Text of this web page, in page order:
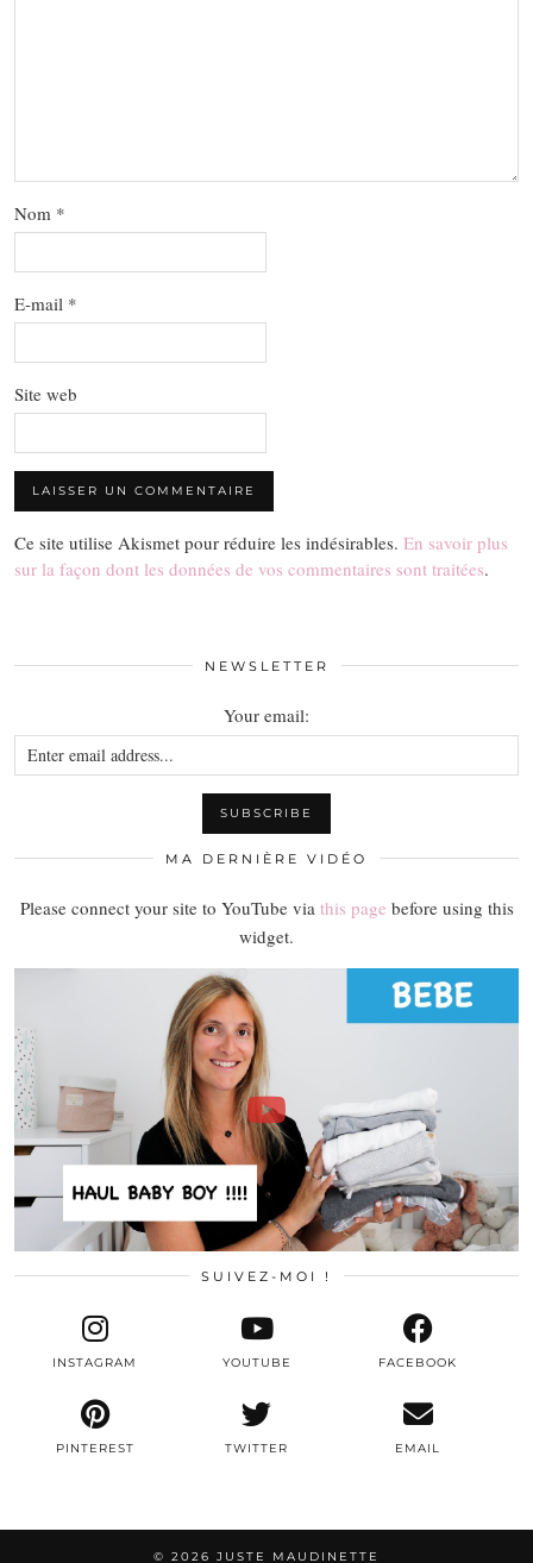
Nom *
E-mail *
Site web
Ce site utilise Akismet pour réduire les indésirables. En savoir plus
sur la façon dont les données de vos commentaires sont traitées.
NEWSLETTER
Your email:
MA DERNIÈRE VIDÉO
Please connect your site to YouTube via this page before using this
widget.
SUIVEZ-MOI !
TWITTER
INSTAGRAM FACEBOOK
PINTEREST
YOUTUBE
EMAIL
© 2026 JUSTE MAUDINETTE